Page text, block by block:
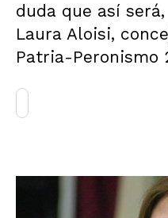
duda que así
Laura Aloisi,
Patria-Peronismo